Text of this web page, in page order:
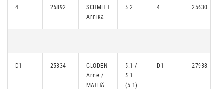
4 26892
SCHMITT
Annika
5.2 4 25630
D1 25334
GLODEN
Anne /
MATHÄ
5.1 /
5.1
(5.1)
D1 27938